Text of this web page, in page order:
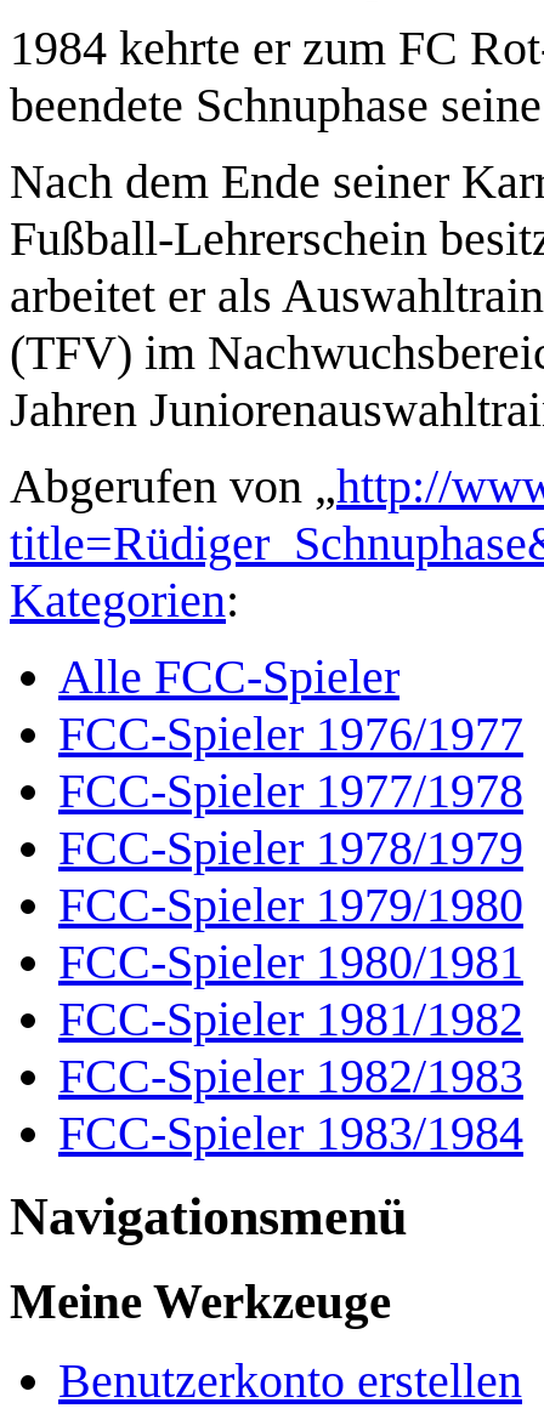
1984 kehrte er zum FC
beendete Schnuphase
Nach dem Ende seiner
Fußball-Lehrerschein
arbeitet er als
(TFV) im
Jahren
Abgerufen von „http://
Kategorien:
Alle FCC-Spieler
FCC-Spieler 1976/1977
FCC-Spieler 1977/1978
FCC-Spieler 1978/1979
FCC-Spieler 1979/1980
FCC-Spieler 1980/1981
FCC-Spieler 1981/1982
FCC-Spieler 1982/1983
FCC-Spieler 1983/1984
Navigationsmenü
Meine Werkzeuge
Benutzerkonto erstellen